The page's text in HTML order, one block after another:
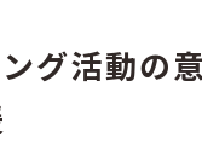
グ活動の